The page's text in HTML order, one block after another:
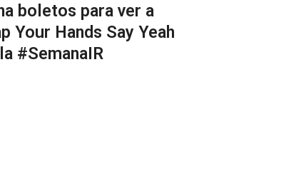
boletos para ver a
Your Hands Say Yeah
#SemanaIR